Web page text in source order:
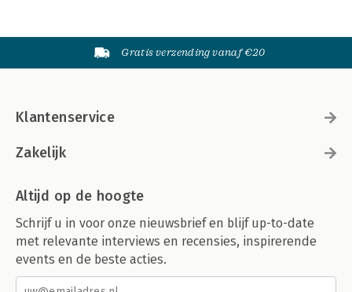
Gratis verzending vanaf €20
Klantenservice
Zakelijk
Altijd op de hoogte
Schrijf u in voor onze nieuwsbrief en blijf up-to-date
met relevante interviews en recensies, inspirerende
events en de beste acties.